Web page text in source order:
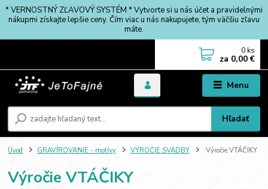
* VERNOSTNÝ ZĽAVOVÝ SYSTÉM * Vytvorte si u nás účet a pravidelnými
nákupmi získajte lepšie ceny. Čím viac u nás nakupujete, tým väčšiu zľavu
máte.
Menu
Hľadať
0 ks
za 0,00 €
Úvod GRAVÍROVANIE - motívy VÝROČIE SVADBY Výročie VTÁČIKY
Výročie VTÁČIKY